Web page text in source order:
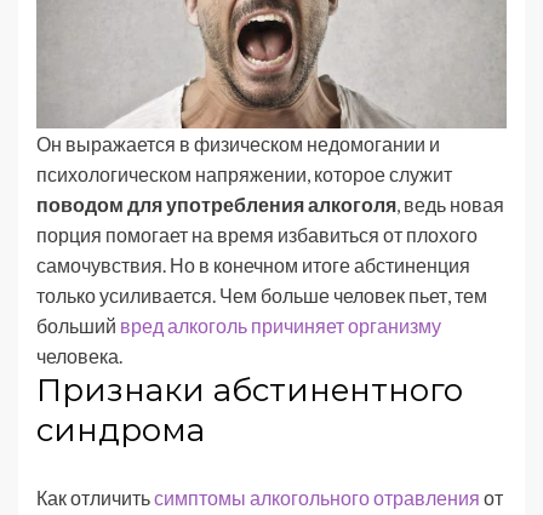
Он выражается в физическом недомогании и
психологическом напряжении, которое служит
поводом для употребления алкоголя, ведь новая
порция помогает на время избавиться от плохого
самочувствия. Но в конечном итоге абстиненция
только усиливается. Чем больше человек пьет, тем
больший вред алкоголь причиняет организму
человека.
Признаки абстинентного
синдрома
Как отличитьсимптомы алкогольного отравления от